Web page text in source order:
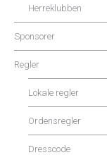
Herreklubben
Sponsorer
Regler
Lokale regler
Ordensregler
Dresscode